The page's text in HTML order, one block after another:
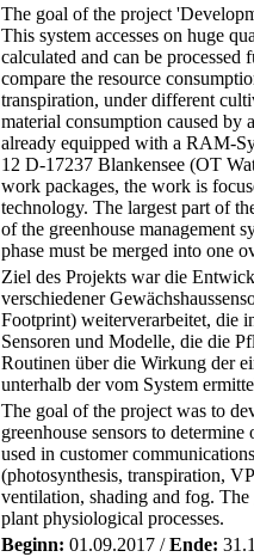
The goal of the project
This system accesses on huge
calculated and can be
compare the resource
transpiration, under different
material consumption caused by
already equipped with a RAM-
12 D-17237 Blankensee (OT
work packages, the work is
technology. The largest part of
of the greenhouse management
phase must be merged into one
Ziel des Projekts war die
verschiedener
Footprint) weiterverarbeitet, die
Sensoren und Modelle, die die
Routinen über die Wirkung der
unterhalb der vom System
The goal of the project was to
greenhouse sensors to
used in customer
(photosynthesis, transpiration,
ventilation, shading and fog.
plant physiological processes.
Beginn: 01.09.2017 /Ende: